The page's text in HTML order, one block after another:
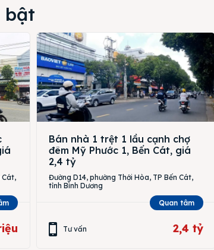
bật
Cát,
Bán nhà 1 trệt 1 lầu cạnh chợ
đêm Mỹ Phước 1, Bến Cát, giá
2,4 tỷ
Đường D14, phường Thới Hòa, TP Bến Cát,
tỉnh Bình Dương
Quan tâm
Tư vấn 2,4 tỷ